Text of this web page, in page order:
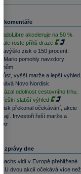
komentáře
akceleruje na 50 %.
ale roste příliš draze
navýšilo zisk o 150 procent.
Mario pomohly navzdory
vyšší marže a lepší výhled.
Novo Nordisk
odolnost cestovního trhu.
i slabší výhled
překonal očekávání, akcie
Investoři řeší marže a
zprávy dne
Sachs vidí v Evropě přehlížené
U dvou akcií očekává více než